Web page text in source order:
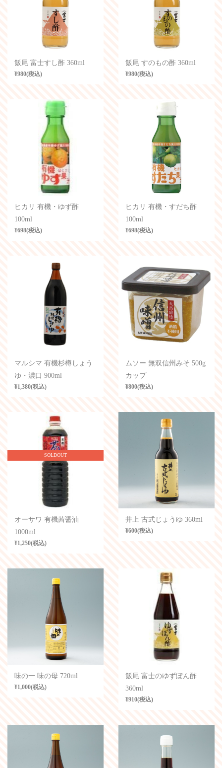
飯尾 富士すし酢 360ml
¥980(税込)
飯尾 すのもの酢 360ml
¥980(税込)
ヒカリ 有機・ゆず酢
100ml
¥698(税込)
ヒカリ 有機・すだち酢
100ml
¥698(税込)
マルシマ 有機杉樽しょう
ゆ・濃口 900ml
¥1,380(税込)
ムソー 無双信州みそ 500g
カップ
¥800(税込)
SOLDOUT
オーサワ 有機茜醤油
1000ml
¥1,250(税込)
井上 古式じょうゆ 360ml
¥600(税込)
味の一 味の母 720ml
¥1,000(税込)
飯尾 富士のゆずぽん酢
360ml
¥910(税込)